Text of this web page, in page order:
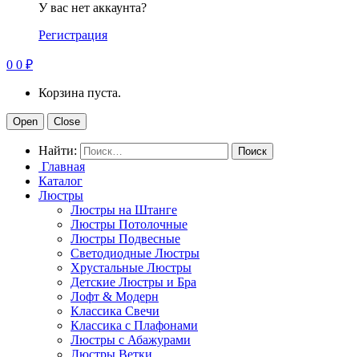
У вас нет аккаунта?
Регистрация
0 0 ₽
Корзина пуста.
Open Close
Найти:
Главная
Каталог
Люстры
Люстры на Штанге
Люстры Потолочные
Люстры Подвесные
Светодиодные Люстры
Хрустальные Люстры
Детские Люстры и Бра
Лофт & Модерн
Классика Свечи
Классика с Плафонами
Люстры с Абажурами
Люстры Ветки